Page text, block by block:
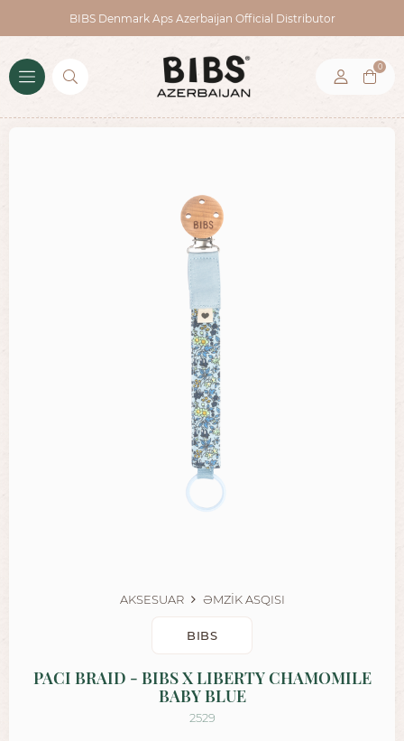
BIBS Denmark Aps Azerbaijan Official Distributor
0
AKSESUAR ƏMZİK ASQISI
BIBS
PACI BRAID - BIBS X LIBERTY CHAMOMILE
BABY BLUE
2529